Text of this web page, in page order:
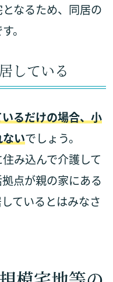
なるため、同居の
。
している
るだけの場合、小
いでしょう。
み込んで介護して
点が親の家にある
ているとはみなさ